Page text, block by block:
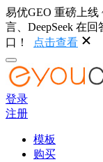
易优GEO 重磅上线
言、DeepSeek 在
口！
点击查看
登录
注册
模板
购买